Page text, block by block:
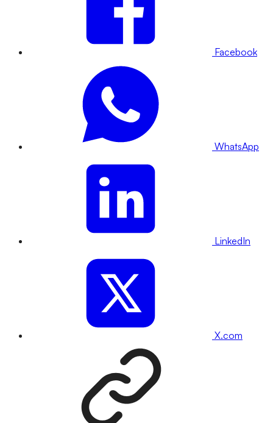
Facebook
WhatsApp
LinkedIn
X.com